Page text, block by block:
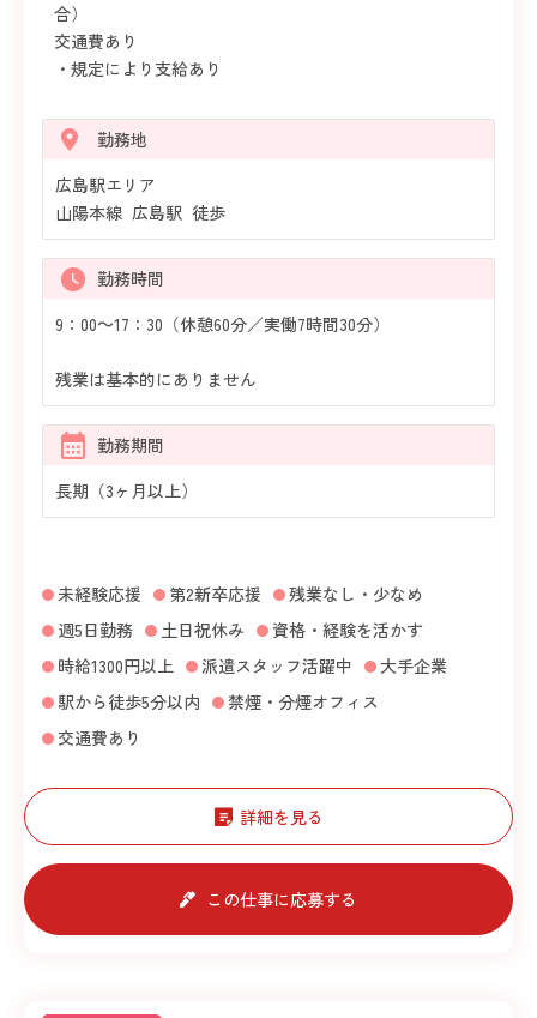
合）
交通費あり
・規定により支給あり
勤務地
広島駅エリア
山陽本線 広島駅 徒歩
勤務時間
9：00～17：30（休憩60分／実働7時間30分）
残業は基本的にありません
勤務期間
長期（3ヶ月以上）
未経験応援 第2新卒応援
残業なし・少なめ
週5日勤務
土日祝休み
資格・経験を活かす
時給1300円以上
派遣スタッフ活躍中
大手企業
駅から徒歩5分以内
禁煙・分煙オフィス
交通費あり
詳細を見る
この仕事に応募する